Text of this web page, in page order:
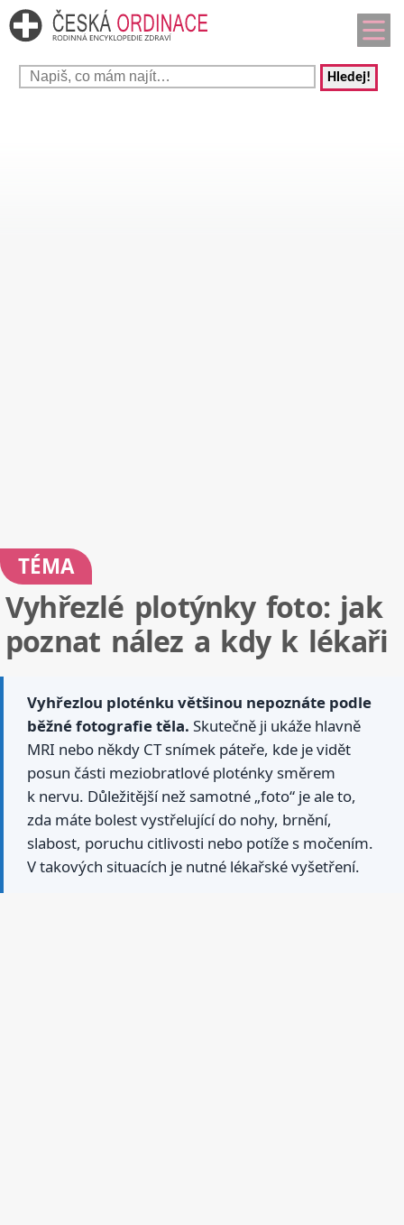
Hledej!
TÉMA
Vyhřezlé plotýnky foto: jak
poznat nález a kdy k lékaři
Vyhřezlou ploténku většinou nepoznáte podle
běžné fotografie těla. Skutečně ji ukáže hlavně
MRI nebo někdy CT snímek páteře, kde je vidět
posun části meziobratlové ploténky směrem
k nervu. Důležitější než samotné „foto“ je ale to,
zda máte bolest vystřelující do nohy, brnění,
slabost, poruchu citlivosti nebo potíže s močením.
V takových situacích je nutné lékařské vyšetření.